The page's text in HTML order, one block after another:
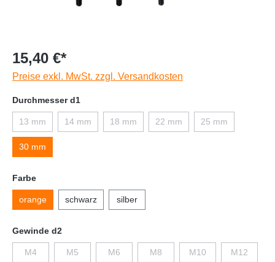
15,40 €*
Preise exkl. MwSt. zzgl. Versandkosten
Durchmesser d1
13 mm 14 mm 18 mm 22 mm 25 mm
30 mm
Farbe
orange schwarz silber
Gewinde d2
M4 M5 M6 M8 M10 M12